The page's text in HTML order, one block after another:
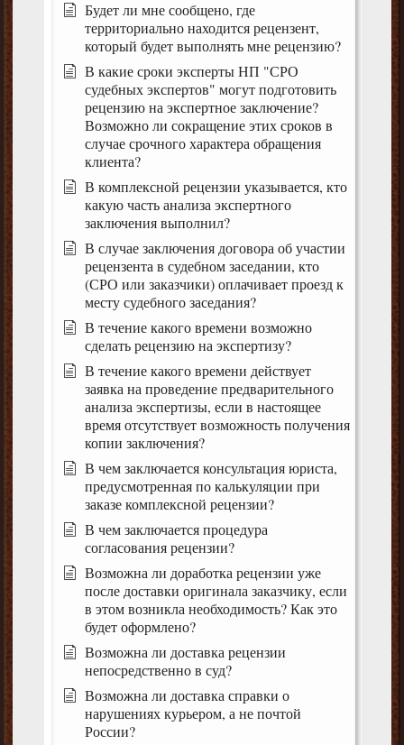
Будет ли мне сообщено, где
территориально находится рецензент,
который будет выполнять мне рецензию?
В какие сроки эксперты НП "СРО
судебных экспертов" могут подготовить
рецензию на экспертное заключение?
Возможно ли сокращение этих сроков в
случае срочного характера обращения
клиента?
В комплексной рецензии указывается, кто
какую часть анализа экспертного
заключения выполнил?
В случае заключения договора об участии
рецензента в судебном заседании, кто
(СРО или заказчики) оплачивает проезд к
месту судебного заседания?
В течение какого времени возможно
сделать рецензию на экспертизу?
В течение какого времени действует
заявка на проведение предварительного
анализа экспертизы, если в настоящее
время отсутствует возможность получения
копии заключения?
В чем заключается консультация юриста,
предусмотренная по калькуляции при
заказе комплексной рецензии?
В чем заключается процедура
согласования рецензии?
Возможна ли доработка рецензии уже
после доставки оригинала заказчику, если
в этом возникла необходимость? Как это
будет оформлено?
Возможна ли доставка рецензии
непосредственно в суд?
Возможна ли доставка справки о
нарушениях курьером, а не почтой
России?